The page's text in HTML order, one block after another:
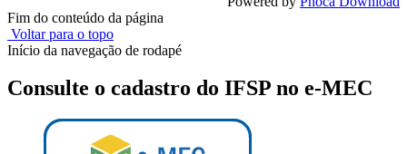
Fim do conteúdo da página
Voltar para o topo
Início da navegação de rodapé
Consulte o cadastro do IFSP no e-MEC